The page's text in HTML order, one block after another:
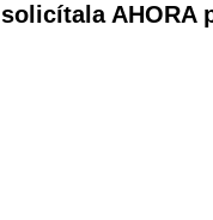
solicítala AHORA